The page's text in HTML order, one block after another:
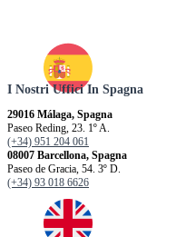
I Nostri Uffici In Spagna
29016 Málaga, Spagna
Paseo Reding, 23. 1º A.
(+34) 951 204 061
08007 Barcellona, ​​Spagna
Paseo de Gracia, 54. 3º D.
(+34) 93 018 6626